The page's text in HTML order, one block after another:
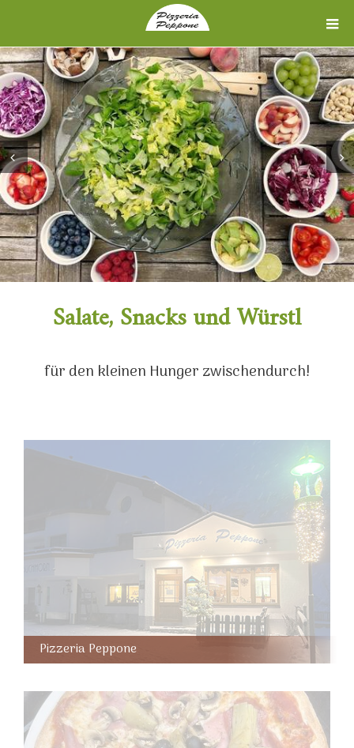
Prev Next
Salate, Snacks und Würstl
für den kleinen Hunger zwischendurch!
Pizzeria Peppone